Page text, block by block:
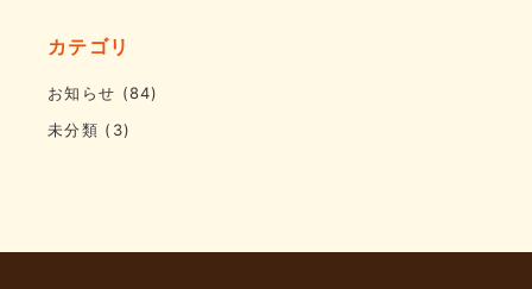
カテゴリ
お知らせ (84)
未分類 (3)